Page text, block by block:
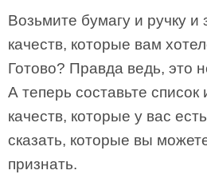
Возьмите бумагу и ручку и
качеств, которые вам
Готово? Правда ведь, это
А теперь составьте
качеств, которые у вас
сказать, которые вы
признать.